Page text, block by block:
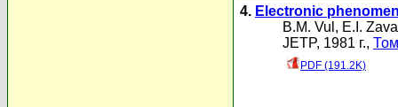
4. Electronic
B.M. Vul , E.I.
JETP, 1981 г.,
PDF (191.2K)